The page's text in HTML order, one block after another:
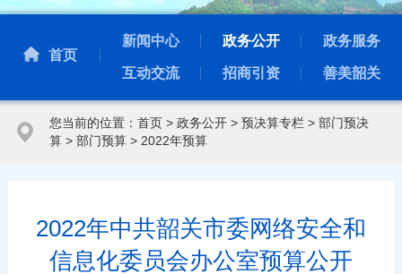
首页
新闻中心 政务公开 政务服务
互动交流 招商引资 善美韶关
您当前的位置： 首页> 政务公开> 预决算专栏> 部门预决
算> 部门预算> 2022年预算
2022年中共韶关市委网络安全和
信息化委员会办公室预算公开